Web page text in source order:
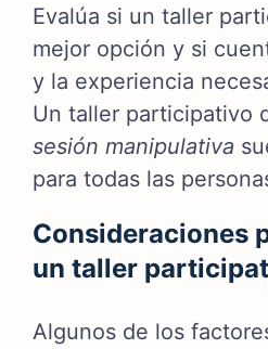
Evalúa si un taller
mejor opción y si
y la experiencia
Un taller participativo
sesión manipulativa
para todas las
Consideraciones
un taller
Algunos de los